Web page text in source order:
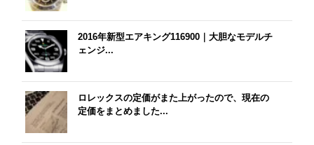
2016年新型エアキング116900｜大胆なモデルチ
ェンジ...
ロレックスの定価がまた上がったので、現在の
定価をまとめました...